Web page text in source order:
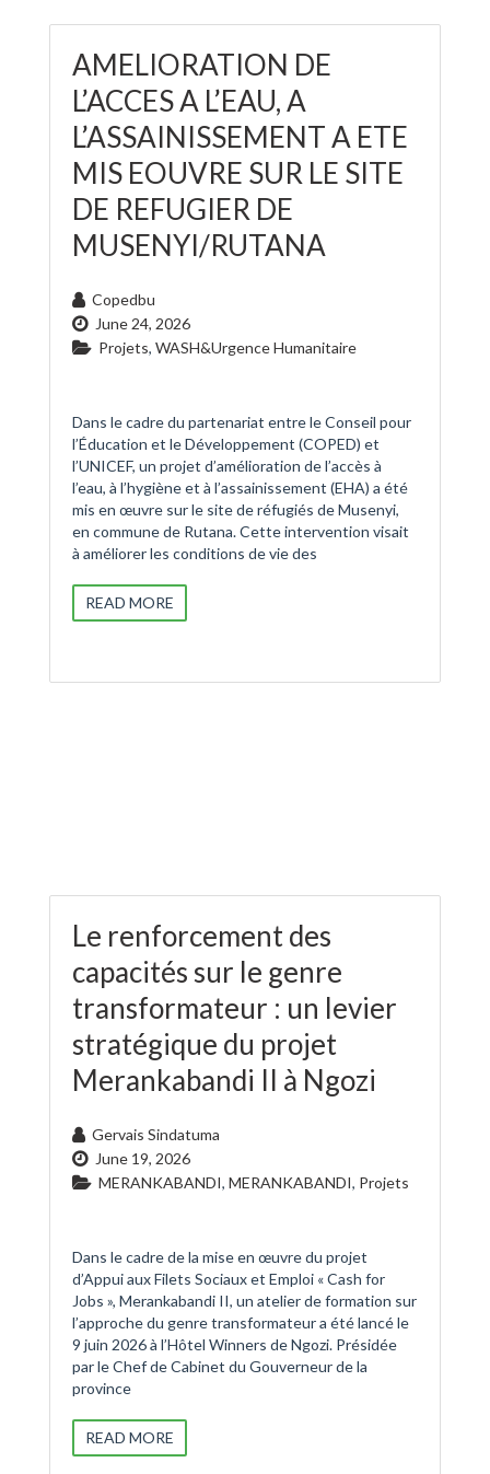
AMELIORATION DE
L’ACCES A L’EAU, A
L’ASSAINISSEMENT A ETE
MIS EOUVRE SUR LE SITE
DE REFUGIER DE
MUSENYI/RUTANA
Copedbu
June 24, 2026
Projets, WASH&Urgence Humanitaire
Dans le cadre du partenariat entre le Conseil pour
l’Éducation et le Développement (COPED) et
l’UNICEF, un projet d’amélioration de l’accès à
l’eau, à l’hygiène et à l’assainissement (EHA) a été
mis en œuvre sur le site de réfugiés de Musenyi,
en commune de Rutana. Cette intervention visait
à améliorer les conditions de vie des
READ MORE
Le renforcement des
capacités sur le genre
transformateur : un levier
stratégique du projet
Merankabandi II à Ngozi
Gervais Sindatuma
June 19, 2026
MERANKABANDI, MERANKABANDI, Projets
Dans le cadre de la mise en œuvre du projet
d’Appui aux Filets Sociaux et Emploi « Cash for
Jobs », Merankabandi II, un atelier de formation sur
l’approche du genre transformateur a été lancé le
9 juin 2026 à l’Hôtel Winners de Ngozi. Présidée
par le Chef de Cabinet du Gouverneur de la
province
READ MORE